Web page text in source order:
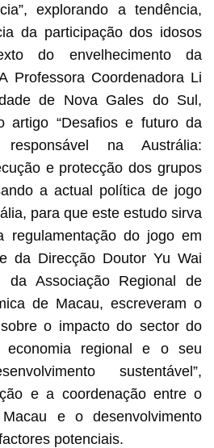
explorando a tendência,
da participação dos idosos
do envelhecimento da
Professora Coordenadora Li
de Nova Gales do Sul,
artigo “Desafios e futuro da
na Austrália:
e protecção dos grupos
a actual política de jogo
para que este estudo sirva
regulamentação do jogo em
da Direcção Doutor Yu Wai
Associação Regional de
de Macau, escreveram o
o impacto do sector do
regional e o seu
sustentável”,
e a coordenação entre o
e o desenvolvimento
potenciais.